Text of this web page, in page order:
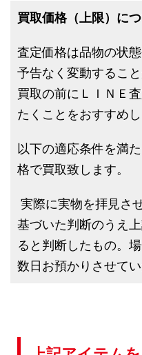
買取価格（上限）に
査定価格は品物の状
予告なく変動するこ
買取の前にＬＩＮＥ
たくことをおすすめし
以下の適応条件を満
格で買取致します。
実際に実物を拝見さ
基づいた判断のうえ
ると判断したもの。
数日お預かりさせて